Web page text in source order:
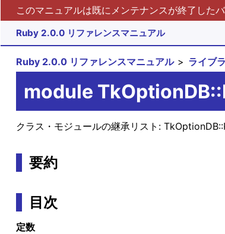
このマニュアルは既にメンテナンスが終了した
Ruby 2.0.0 リファレンスマニュアル
Ruby 2.0.0 リファレンスマニュアル ライブ
module
クラス・モジュールの継承リスト:
要約
目次
定数